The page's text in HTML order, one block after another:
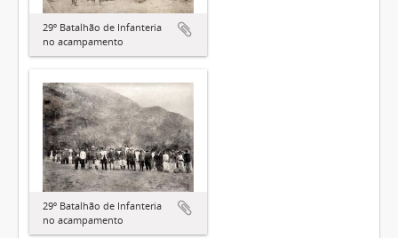
29º Batalhão de Infanteria
no acampamento
29º Batalhão de Infanteria
no acampamento